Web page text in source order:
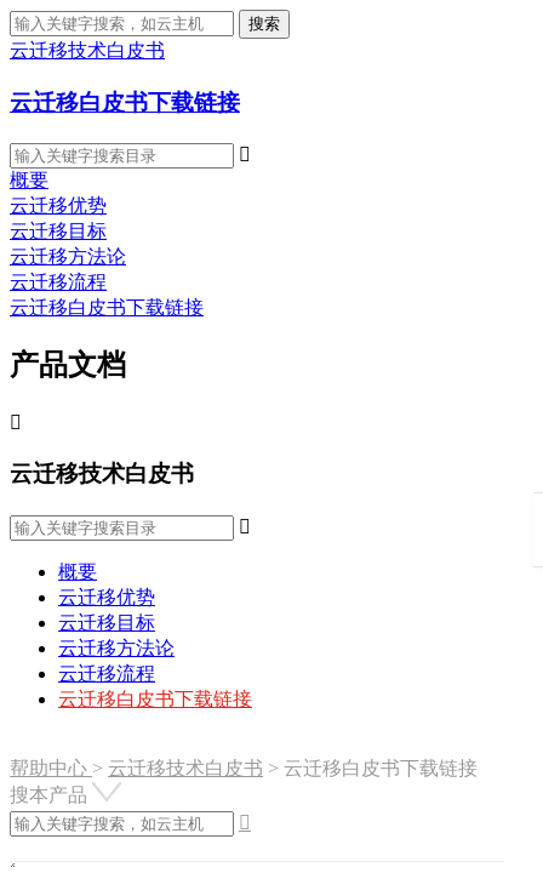
搜索
云迁移技术白皮书
云迁移白皮书下载链接

概要
云迁移优势
云迁移目标
云迁移方法论
云迁移流程
云迁移白皮书下载链接
产品文档

云迁移技术白皮书

概要
云迁移优势
云迁移目标
云迁移方法论
云迁移流程
云迁移白皮书下载链接
帮助中心 > 云迁移技术白皮书 > 云迁移白皮书下载链接
搜本产品
